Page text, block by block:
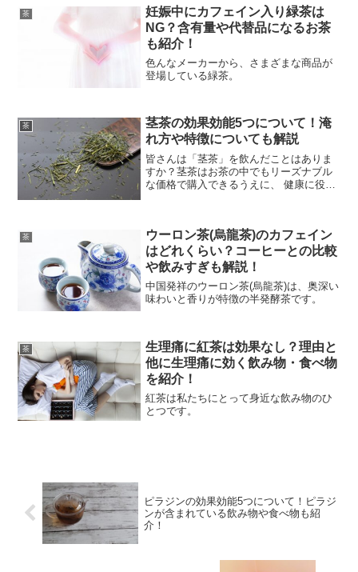
カフェインが含まれていますが、どのく
らい含まれているかを
茶
妊娠中にカフェイン入り緑茶は
NG？含有量や代替品になるお茶
も紹介！
色んなメーカーから、さまざまな商品が
登場している緑茶。
茶
茎茶の効果効能5つについて！淹
れ方や特徴についても解説
皆さんは「茎茶」を飲んだことはありま
すか？茎茶はお茶の中でもリーズナブル
な価格で購入できるうえに、 健康に役立
です。今回は茎茶の味
茶
ウーロン茶(烏龍茶)のカフェイン
はどれくらい？コーヒーとの比較
や飲みすぎも解説！
中国発祥のウーロン茶(烏龍茶)は、奥深い
味わいと香りが特徴の半発酵茶です。
茶
生理痛に紅茶は効果なし？理由と
他に生理痛に効く飲み物・食べ物
を紹介！
紅茶は私たちにとって身近な飲み物のひ
とつです。
ピラジンの効果効能5つについて！ピラジ
ンが含まれている飲み物や食べ物も紹
介！